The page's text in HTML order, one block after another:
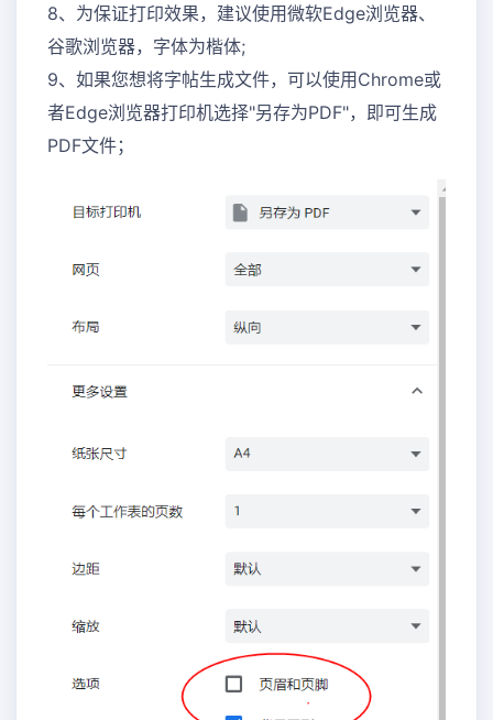
8、为保证打印效果，建议使用微软Edge浏览器、
谷歌浏览器，字体为楷体;
9、如果您想将字帖生成文件，可以使用Chrome或
者Edge浏览器打印机选择"另存为PDF"，即可生成
PDF文件；